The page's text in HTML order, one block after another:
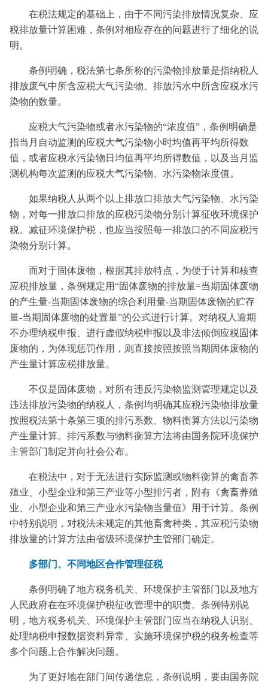
在税法规定的基础上，由于不同污染排放情况复杂、应
税排放量计算困难，条例对相应存在的问题进行了细化的说
明。
条例明确，税法第七条所称的污染物排放量是指纳税人
排放废气中所含应税大气污染物、排放污水中所含应税水污
染物的数量。
应税大气污染物或者水污染物的“浓度值”，条例明确是
指当月自动监测的应税大气污染物小时均值再平均所得数
值，或者应税水污染物日均值再平均所得数值，以及当月监
测机构每次监测的应税大气污染物、水污染物浓度值。
如果纳税人从两个以上排放口排放大气污染物、水污染
物，对每一排放口排放的应税污染物分别计算征收环境保护
税。减征环境保护税，也应当按照每一排放口的不同应税污
染物分别计算。
而对于固体废物，根据其排放特点，为便于计算和核查
应税排放量，条例规定用“固体废物的排放量=当期固体废物
的产生量-当期固体废物的综合利用量-当期固体废物的贮存
量-当期固体废物的处置量”的公式进行计算。对纳税人逾期
不办理纳税申报、进行虚假纳税申报以及非法倾倒应税固体
废物的，为体现惩罚作用，则直接按照按照当期固体废物的
产生量计算应税排放量。
不仅是固体废物，对所有违反污染物监测管理规定以及
违法排放污染物的纳税人，条例均明确其应税污染物排放量
按照税法第十条第三项的排污系数、物料衡算方法以污染物
产生量计算。排污系数与物料衡算方法将由国务院环境保护
主管部门制定并向社会公布。
在税法中，对于无法进行实际监测或物料衡算的禽畜养
殖业、小型企业和第三产业等小型排污者，附有《禽畜养殖
业、小型企业和第三产业水污染物当量值》用于计算。条例
中特别说明，对税法未规定的其他畜禽种类，其应税污染物
排放量的计算方法由省级环境保护主管部门确定。
多部门、不同地区合作管理征税
条例明确了地方税务机关、环境保护主管部门以及地方
人民政府在在环境保护税征收管理中的职责。条例特别说
明，地方税务机关、环境保护主管部门应当在纳税人识别、
处理纳税申报数据资料异常、实施环境保护税的税务检查等
多个问题上合作解决问题。
为了更好地在部门间传递信息，条例说明，要由国务院